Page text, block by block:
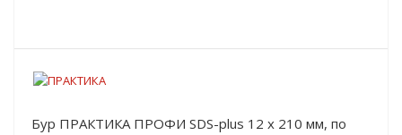
Бур ПРАКТИКА ПРОФИ SDS-plus 12 х 210 мм, по